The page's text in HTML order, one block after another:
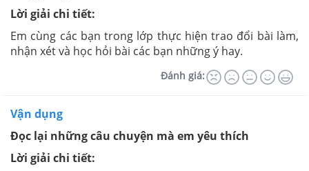
Lời giải chi tiết:
Em cùng các bạn trong lớp thực hiện trao đổi bài làm,
nhận xét và học hỏi bài các bạn những ý hay.
Đánh giá:
Vận dụng
Đọc lại những câu chuyện mà em yêu thích
Lời giải chi tiết: